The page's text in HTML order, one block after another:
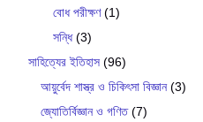
বোধ পরীক্ষণ(1)
সন্ধি(3)
সাহিত্যের ইতিহাস (96)
আয়ুর্বেদ শাস্ত্র ও চিকিৎসা বিজ্ঞান(3)
জ্যোতির্বিজ্ঞান ও গণিত(7)